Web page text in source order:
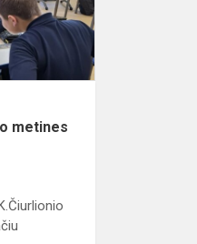
gimimo
metines
metines